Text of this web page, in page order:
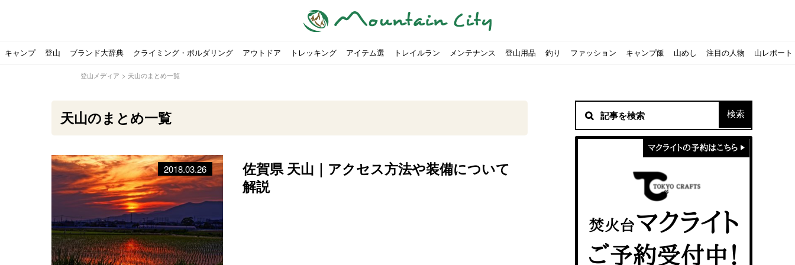
キャンプ
【ソロキャンプの魅力を満喫】ソロテントの選び方やおすすめのテント7選をご紹介！
【ポップアップテントおすすめ5選】選び方や注意点・お手入れ方法を解説
【最強の保冷剤5選】保冷剤の役割や選び方・効率的な冷やし方を覚えよう！
【お得にキャンプ用品を購入】キャンプ用品の『ポイント買取』について
マクライトの口コミ・評判は？人気焚き火台の魅力・気になる
登山
ゴアテックスウエアの洗濯・保管やメンテナンス方法は？キャンプ女子Kajoが洗ってみた！
北アルプスの最奥部、黒部・雲ノ平へ！【ソロキャンプや登山に】湯切り不要パスタの作り方！深型ソロクッカーでも作れるおすすめレシピをご紹介
有名なクラシックルート「北鎌尾根」から槍ヶ岳へ！【八ヶ岳最高峰へ】南八ヶ岳テント泊登山、赤岳〜横岳〜硫黄
ブランド大辞典
【注目】モンベルがキャンプ用品に注力！｜モンベル春夏の新商品をご紹介
登山時計の代名詞スント・コアの魅力と使い方｜人気おすすめモデル5選
キャンプ・ハイキング用ヘッドライトを選ぶ4つのポイントとジェントスおすすめヘッドライトのご紹介
防水？非防水？トレイルランニングシューズはどちらを選ぶべき？｜サロモンの定番シューズで解
カリマーのおすすめリュック容量別12選｜目的別の選び方も合
クライミング・ボルダリング
人気の靴メーカー！スカルパの特集！選び方とおすすめシューズをご紹介
クライミング道具はゼロポイントで揃えよう！種類別で人気アイテムを紹介！
【山岳四団体声明発表】なぜ今、登山やクライミングを自粛すべきなのか？
初めてのボルダリングシューズならスポルティバ！3つの理由とおすすめ7選
クライミングユーザー参加型の動画マップ「クライミングチャ
アウトドア
パティシエキャンパーSakiさんに教わる！『かんたん手作りツナ』の作り方
パティシエキャンパーSakiさんに教わる！『本格マルゲリータピザ』の作り方
パティシエキャンパーSakiさんに教わる！『モッツァレラチーズ』の作り方
パティシエキャンパーSakiさんに教わる！『食感と旨みのタマゴサンド』の作り方
食うか食われるか、野生動物で一番怖いのは【17＃自分のキャ
トレッキング
登山歴3年目のテント泊装備・持ち物をご紹介します【八ヶ岳最高峰へ】南八ヶ岳テント泊登山、赤岳〜横岳〜硫黄岳の縦走コースをご紹介
北八ヶ岳池めぐり山行コース解説。日帰り可能なプランをご紹介日本向けに作られた『アクシーズクイン』、人気の理由とおすすめウェアを紹介
【コスパ◎】キャンプデビューに最適！サウスフィールドのお
アイテム選
【2021年最新！】9月Amazonのタイムセールをお得に攻略する方法
ペトロマックスの焚き火台でおすすめなものはどれ？特徴も合わせて解説！
ふるさと納税で焚き火台が手に入る？初心者でも手続きはカンタン！日本向けに作られた『アクシーズクイン』、人気の理由とおすすめウェアを紹介
【コスパ◎】キャンプデビューに最適！サウスフィールドのお
トレイルラン
「オトナ女子の山登り」チャンネル、山下舞弓さんが動画投稿を始めたワケとは？
【山でも街でも】ジャックウルフスキンの魅力と用途別おすすめリュック9選
防水？非防水？トレイルランニングシューズはどちらを選ぶべき？｜サロモンの定番シューズで解説&ご紹介
トレイルランニングを安全に楽しむために必要な装備6選【初級〜中級者向け】
トレラン初心者必見！日頃のトレーニングから中距離レースま
メンテナンス
【高品質】この冬使いたいマーモットのフリース、ダウン！お得な入手方法も
ビクトリノックスのマルチツールを用途別で紹介！人生の相棒を見つけよう！
登山用リュックならグレゴリー！選ぶポイントと容量別おすすめモデルを解説
アウトドアの水筒ならサーモス！用途別おすすめ水筒を紹介！便利アイテムも
【こずチャンネル】使わなくなったキャンプ道具の行方！【初
登山用品
人気の靴メーカー！スカルパの特集！選び方とおすすめシューズをご紹介
フォックスファイヤーのおすすめウェア8選！防虫, 防水, カメラ用を解説
ヒルバーグのテントは用途に合わせてレーベルで選ぶ！おすすめテント10選
DDタープ全17モデルのスペックを比較！人数・用途別でおすすめを紹介
クライミング道具はゼロポイントで揃えよう！種類別で人気ア
釣り
源流テンカラ釣り たいしょーの想い出釣行記＃１山形の源流「最初の装備は重かった」
源流テンカラ釣りのリアルがここにある！料理も魅力の「源流居酒屋よーこ」チャンネル徹底取材！
【#STAY HOME】釣りに行けないから、家で魚を捌いてみよう
初めてのウキフカセ釣り【Kajoの体験レポート】アジングロッドおすすめ10選！基本タックルから選び方まで紹介
ファッション
ゴアテックスウエアの洗濯・保管やメンテナンス方法は？キャンプ女子Kajoが洗ってみた！
日本向けに作られた『アクシーズクイン』、人気の理由とおすすめウェアを紹介
フォックスファイヤーのおすすめウェア8選！防虫, 防水, カメラ用を解説
【山でも街でも】ジャックウルフスキンの魅力と用途別おすすめリュック9選
ティートンブロスのブランドに込められた想いとは！？おすす
キャンプ飯
源流テンカラ釣りのリアルがここにある！料理も魅力の「源流居酒屋よーこ」チャンネル徹底取材！
パティシエキャンパーSakiさんに教わる！『濃厚蒸しショコラ』の作り方
【#STAY HOME】お家でアウトドア気分〜ホットサンド編〜海外のキャンプってどんな感じなの？いまどきの海外キャンプ事情をご紹介Part.1〜ロサンゼルス
パティシエキャンパーSakiさんに教わる！簡単『フルーツシロ
山めし
【書籍発売！】ソロキャンプYouTuberタナの初のレシピ本、鉄フライパン「ごちそうレシピ」
【ソロキャンプや登山に】湯切り不要パスタの作り方！深型ソロクッカーでも作れるおすすめレシピをご紹介
パティシエキャンパーSakiさんに教わる！『濃厚蒸しショコラ』の作り方
パティシエキャンパーSakiさんに教わる！簡単『フルーツシロップ』の作り方
パティシエキャンパーSakiさんに教わる！簡単アウトドアスイ
注目の人物
パティシエキャンパーSakiさんに教わる！簡単・美味しいなめらか『手作り豆腐』の作り方
パティシエキャンパーSakiさんに教わる！カリッ・ジュワ・トロ〜『ミルクティーフレンチトースト』の作り方
パティシエキャンパーSakiさんに教わる！おかずにも酒の肴にも最高！ほかほか『シュウマイ』の作り方
パティシエキャンパーSakiさんに教わる！パン好き必見！モチモチ『ベーグル』の作り方
パティシエキャンパーSakiさんに教わる！ピリ辛が後引くうま
山レポート
北アルプスの最奥部、黒部・雲ノ平へ！有名なクラシックルート「北鎌尾根」から槍ヶ岳へ！登山女子Kajoの自粛明け登山企画vol.2〜初秋の黒岳編〜山頂まで2時間で富士山を拝める！山梨県の九鬼山（くきやま）登山体験レポ
積雪期の谷川岳で今シーズン最後の雪山を堪能してきた
おでかけ情報サービス「aumo」が連携するメディア数が500社を突破！
使わない土地の負担が重荷に！権利を放棄できる？山を買ってレジャーを楽しみたい！山の値段相場や売買の注意点について
農地の売買は簡単にはできない！売却する方法や条件、手続きの流れを確認
キャンプ場の宿泊や利用券をふるさと納税でゲット！おすすめ
キャンプYouTuber尾上祐一郎が自信を持ってオススメ！ソロキャンプに最適なテント5選
アトミックのスキー板は初心者におすすめ！3つの理由, 選び方, おすすめモデル
【お手頃キャンピングカー紹介】Japan CampingCar Show 2020に参加してきました
【体験談】上野から1時間半！レストハウス水郷で持ち込みBBQしてみた
一生物のアウトドアブーツならダナー！3つの理由とおすすめア
スノーピークの限定バーナー入荷しました猫が支配している島？ 福岡の猫島に行ってみた【こずチャンネル】使わなくなったキャンプ道具の行方！【初心者の失敗】
伊王島にある高規格リゾート地に行ってみた！ピコグリル入荷してます！ @小倉店
パタゴニアのウエアやビールが「地球を救う」その理由とは押入れに眠っていませんか？アウトドア用品をマウンガで高価買取する方法
2018年夏｜マウンテンシティインスタフォトコンテスト開催！キャンプ女子Kajoが行く！〜フランス・ボーヌトレッキング編〜ベランピングアイディア7選！家にいながらおしゃれキャンプ♪
登山メディア > 天山のまとめ一覧
天山のまとめ一覧
佐賀県 天山｜アクセス方法や装備について
解説
2018.03.26